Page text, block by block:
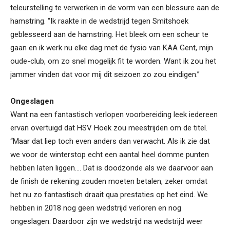
teleurstelling te verwerken in de vorm van een blessure aan de
hamstring. “Ik raakte in de wedstrijd tegen Smitshoek
geblesseerd aan de hamstring. Het bleek om een scheur te
gaan en ik werk nu elke dag met de fysio van KAA Gent, mijn
oude-club, om zo snel mogelijk fit te worden. Want ik zou het
jammer vinden dat voor mij dit seizoen zo zou eindigen.”
Ongeslagen
Want na een fantastisch verlopen voorbereiding leek iedereen
ervan overtuigd dat HSV Hoek zou meestrijden om de titel.
“Maar dat liep toch even anders dan verwacht. Als ik zie dat
we voor de winterstop echt een aantal heel domme punten
hebben laten liggen…. Dat is doodzonde als we daarvoor aan
de finish de rekening zouden moeten betalen, zeker omdat
het nu zo fantastisch draait qua prestaties op het eind. We
hebben in 2018 nog geen wedstrijd verloren en nog
ongeslagen. Daardoor zijn we wedstrijd na wedstrijd weer